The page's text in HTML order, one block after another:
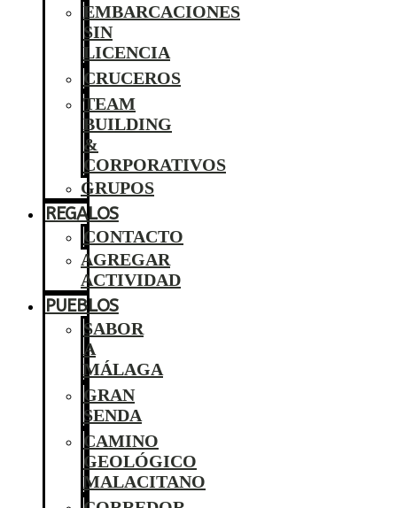
EMBARCACIONES
SIN
LICENCIA
CRUCEROS
TEAM
BUILDING
&
CORPORATIVOS
GRUPOS
REGALOS
CONTACTO
AGREGAR
ACTIVIDAD
PUEBLOS
SABOR
A
MÁLAGA
GRAN
SENDA
CAMINO
GEOLÓGICO
MALACITANO